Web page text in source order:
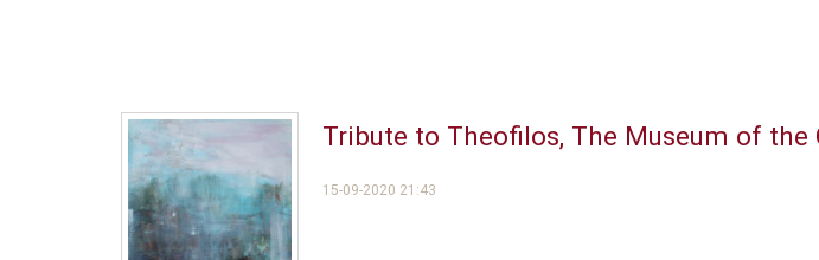
Tribute to Theofilos, The Museum of
15-09-2020 21:43